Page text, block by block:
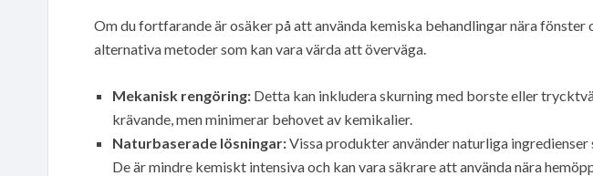
Om du fortfarande är osäker på att använda kemiska behandlingar nära fönster
alternativa metoder som kan vara värda att överväga.
Mekanisk rengöring: Detta kan inkludera skurning med borste eller
krävande, men minimerar behovet av kemikalier.
Naturbaserade lösningar:Vissa produkter använder naturliga
De är mindre kemiskt intensiva och kan vara säkrare att använda nära